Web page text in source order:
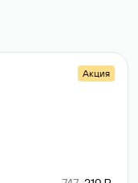
Акция